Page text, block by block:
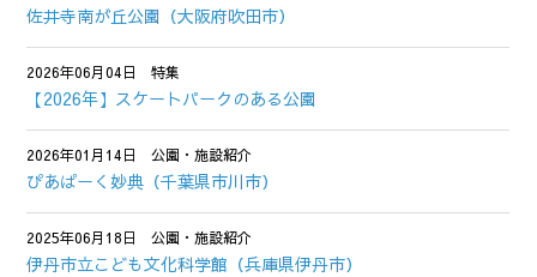
佐井寺南が丘公園（大阪府吹田市）
2026年06月04日 特集
【2026年】スケートパークのある公園
2026年01月14日 公園・施設紹介
ぴあぱーく妙典（千葉県市川市）
2025年06月18日 公園・施設紹介
伊丹市立こども文化科学館（兵庫県伊丹市）